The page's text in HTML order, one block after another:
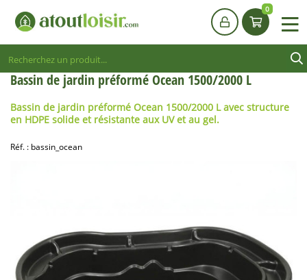
Bassin de jardin préformé Ocean 1500/2000 L
Bassin de jardin préformé Ocean 1500/2000 L avec structure
en HDPE solide et résistante aux UV et au gel.
Réf. : bassin_ocean
0